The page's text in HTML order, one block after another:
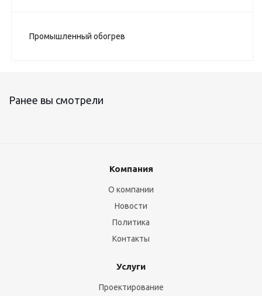
Промышленный обогрев
Ранее вы смотрели
Компания
О компании
Новости
Политика
Контакты
Услуги
Проектирование